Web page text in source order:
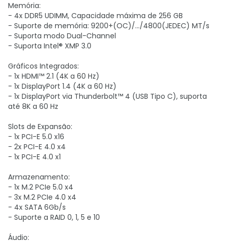
Memória:
- 4x DDR5 UDIMM, Capacidade máxima de 256 GB
- Suporte de memória: 9200+(OC)/.../4800(JEDEC) MT/s
- Suporta modo Dual-Channel
- Suporta Intel® XMP 3.0
Gráficos Integrados:
- 1x HDMI™ 2.1 (4K a 60 Hz)
- 1x DisplayPort 1.4 (4K a 60 Hz)
- 1x DisplayPort via Thunderbolt™ 4 (USB Tipo C), suporta
até 8K a 60 Hz
Slots de Expansão:
- 1x PCI-E 5.0 x16
- 2x PCI-E 4.0 x4
- 1x PCI-E 4.0 x1
Armazenamento:
- 1x M.2 PCIe 5.0 x4
- 3x M.2 PCIe 4.0 x4
- 4x SATA 6Gb/s
- Suporte a RAID 0, 1, 5 e 10
Áudio: